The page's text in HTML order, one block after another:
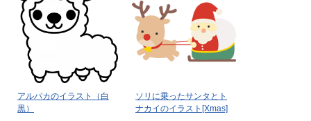
アルパカのイラスト（白
黒）
ソリに乗ったサンタとト
ナカイのイラスト[Xmas]